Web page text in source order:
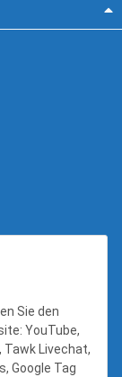
Sie den
YouTube,
Tawk Livechat,
Google Tag